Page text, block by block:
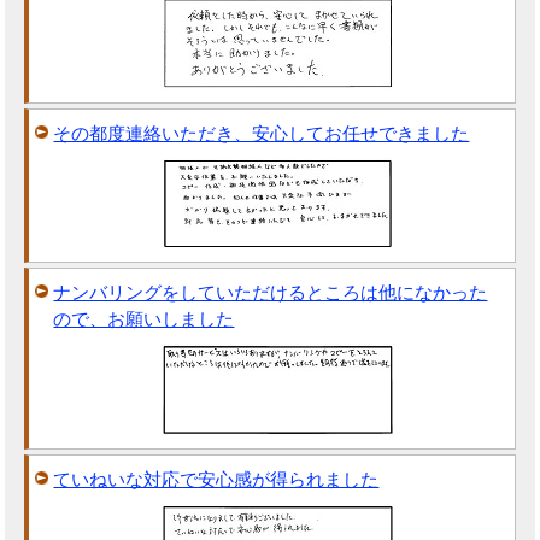
その都度連絡いただき、安心してお任せできました
ナンバリングをしていただけるところは他になかった
ので、お願いしました
ていねいな対応で安心感が得られました